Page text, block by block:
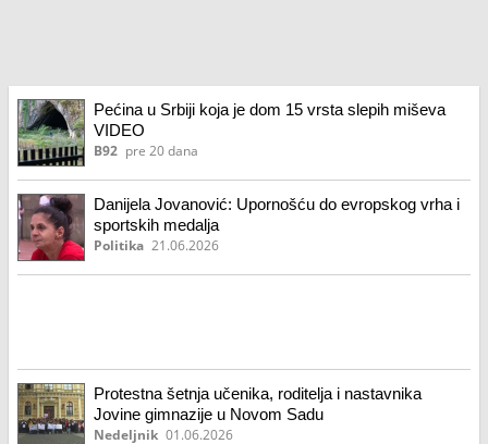
Pećina u Srbiji koja je dom 15 vrsta slepih miševa
VIDEO
B92 pre 20 dana
Danijela Jovanović: Upornošću do evropskog vrha i
sportskih medalja
Politika 21.06.2026
Protestna šetnja učenika, roditelja i nastavnika
Jovine gimnazije u Novom Sadu
Nedeljnik 01.06.2026